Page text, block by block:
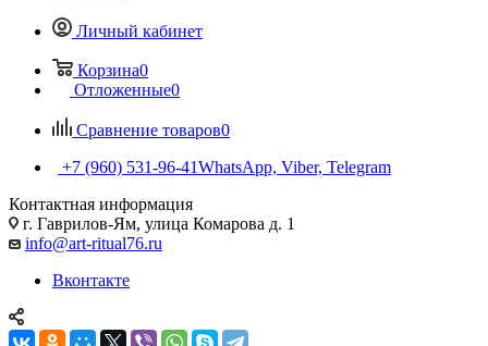
Личный кабинет
Корзина0
Отложенные0
Сравнение товаров0
+7 (960) 531-96-41WhatsApp, Viber, Telegram
Контактная информация
г. Гаврилов-Ям, улица Комарова д. 1
info@art-ritual76.ru
Вконтакте